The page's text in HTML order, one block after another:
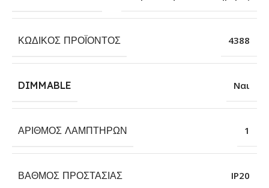
ΚΩΔΙΚΌΣ ΠΡΟΪΌΝΤΟΣ 4388
DIMMABLE Ναι
ΑΡΙΘΜΌΣ ΛΑΜΠΤΉΡΩΝ 1
ΒΑΘΜΌΣ ΠΡΟΣΤΑΣΊΑΣ IP20